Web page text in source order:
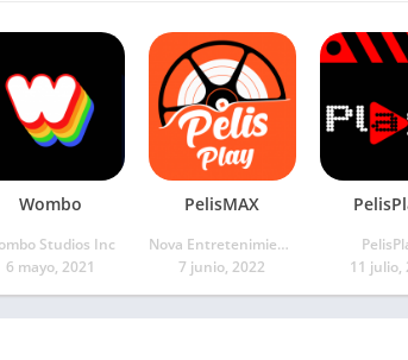
Wombo
Studios Inc
6 mayo, 2021
PelisMAX
Nova Entretenimiento
7 junio, 2022
11 julio,